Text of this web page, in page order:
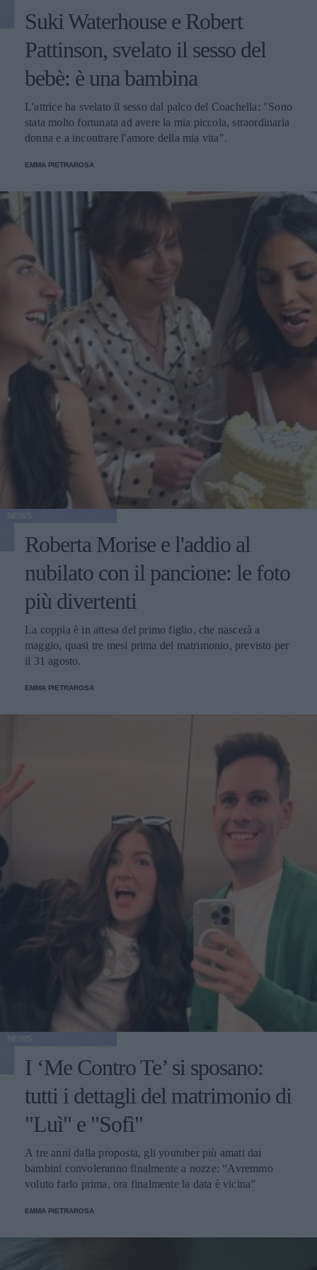
Suki Waterhouse e Robert
Pattinson, svelato il sesso del
bebè: è una bambina
L'attrice ha svelato il sesso dal palco del Coachella: "Sono
stata molto fortunata ad avere la mia piccola, straordinaria
donna e a incontrare l'amore della mia vita".
EMMA PIETRAROSA
Roberta Morise e l'addio al
nubilato con il pancione: le foto
più divertenti
La coppia è in attesa del primo figlio, che nascerà a
maggio, quasi tre mesi prima del matrimonio, previsto per
il 31 agosto.
EMMA PIETRAROSA
I ‘Me Contro Te’ si sposano:
tutti i dettagli del matrimonio di
"Luì" e "Sofì"
A tre anni dalla proposta, gli youtuber più amati dai
bambini convoleranno finalmente a nozze: “Avremmo
voluto farlo prima, ora finalmente la data è vicina”
EMMA PIETRAROSA